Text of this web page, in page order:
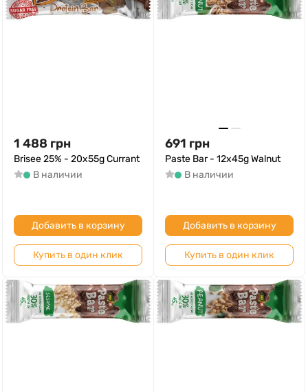
1 488 грн
Brisee 25% - 20х55g Currant
В наличии
Добавить в корзину
Купить в один клик
691 грн
Paste Bar - 12x45g Walnut
В наличии
Добавить в корзину
Купить в один клик